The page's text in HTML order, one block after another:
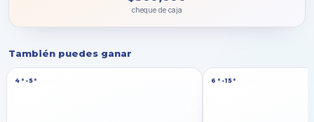
cheque de caja
También puedes ganar
4°-5° 6°-15°